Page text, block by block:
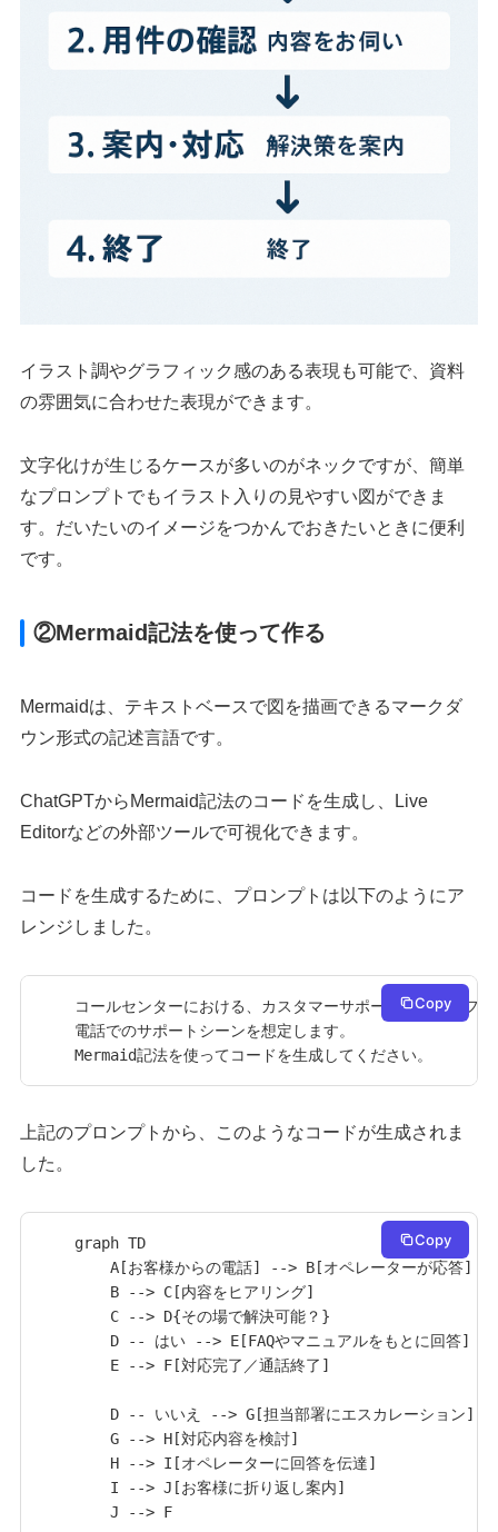
イラスト調やグラフィック感のある表現も可能で、資料
の雰囲気に合わせた表現ができます。
文字化けが生じるケースが多いのがネックですが、簡単
なプロンプトでもイラスト入りの見やすい図ができま
す。だいたいのイメージをつかんでおきたいときに便利
です。
②Mermaid記法を使って作る
Mermaidは、テキストベースで図を描画できるマークダ
ウン形式の記述言語です。
ChatGPTからMermaid記法のコードを生成し、Live
Editorなどの外部ツールで可視化できます。
コードを生成するために、プロンプトは以下のようにア
レンジしました。
コールセンターにおける、カスタマーサポートの詳しいフ
電話でのサポートシーンを想定します。
Mermaid記法を使ってコードを生成してください。
Copy
上記のプロンプトから、このようなコードが生成されま
した。
graph TD
    A[お客様からの電話] --> B[オペレーターが応答]
    B --> C[内容をヒアリング]
    C --> D{その場で解決可能？}
    D -- はい --> E[FAQやマニュアルをもとに回答]
    E --> F[対応完了／通話終了]
    D -- いいえ --> G[担当部署にエスカレーション]
    G --> H[対応内容を検討]
    H --> I[オペレーターに回答を伝達]
    I --> J[お客様に折り返し案内]
Copy